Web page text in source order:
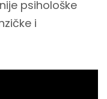
psihološke
i